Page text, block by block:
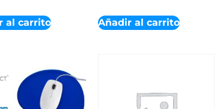
al carrito Añadir al carrito